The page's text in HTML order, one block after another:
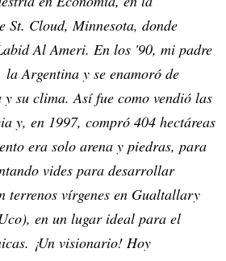
St. Cloud, Minnesota, donde
Al Ameri. En los '90, mi padre
Argentina y se enamoró de
y su clima. Así fue como vendió las
y, en 1997, compró 404 hectáreas
era solo arena y piedras, para
vides para desarrollar
terrenos vírgenes en Gualtallary
en un lugar ideal para el
¡Un visionario! Hoy